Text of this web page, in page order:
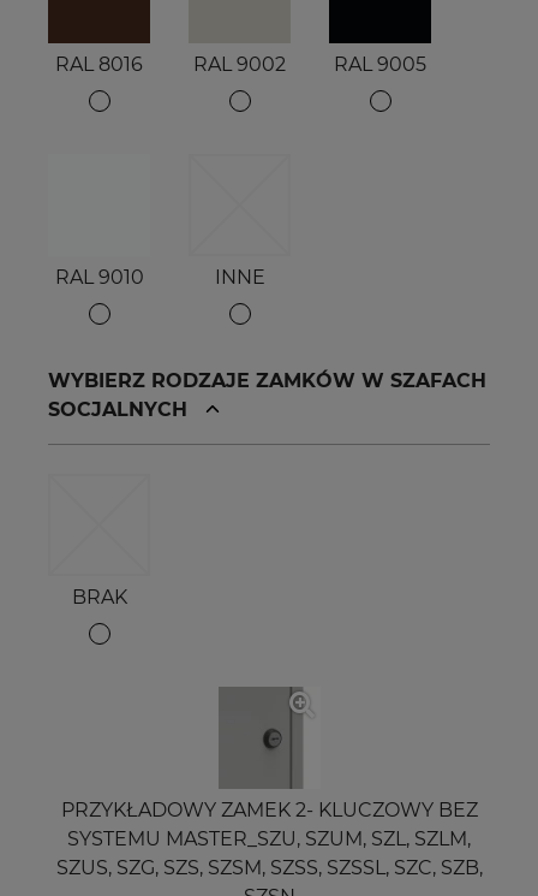
RAL 8016 RAL 9002 RAL 9005
RAL 9010 INNE
WYBIERZ RODZAJE ZAMKÓW W SZAFACH
SOCJALNYCH
BRAK
PRZYKŁADOWY ZAMEK 2- KLUCZOWY BEZ
SYSTEMU MASTER_SZU, SZUM, SZL, SZLM,
SZUS, SZG, SZS, SZSM, SZSS, SZSSL, SZC, SZB,